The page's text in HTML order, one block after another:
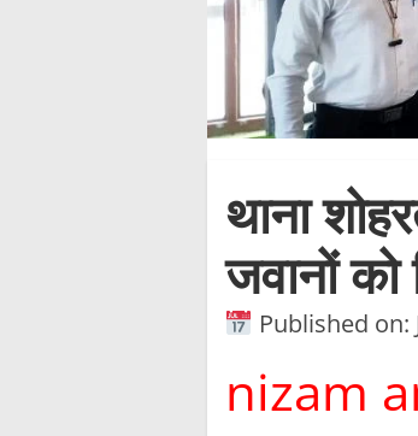
थाना
जवानों
Published on:
nizam